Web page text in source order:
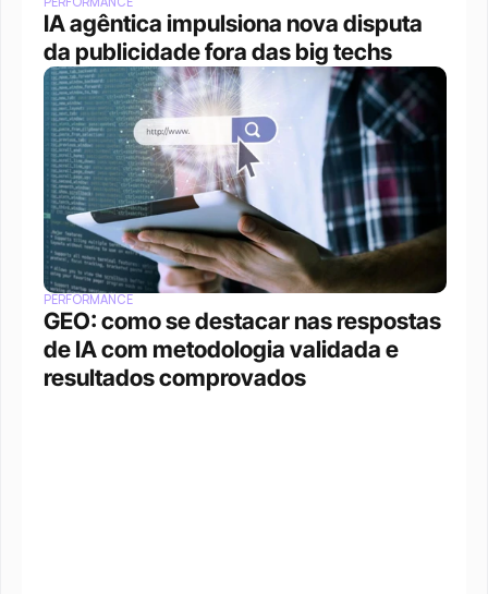
IA agêntica impulsiona nova disputa
da publicidade fora das big techs
PERFORMANCE
GEO: como se destacar nas respostas
de IA com metodologia validada e
resultados comprovados